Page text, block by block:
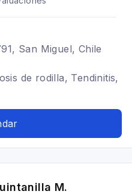
San Miguel, Chile
de rodilla, Tendinitis,
M.